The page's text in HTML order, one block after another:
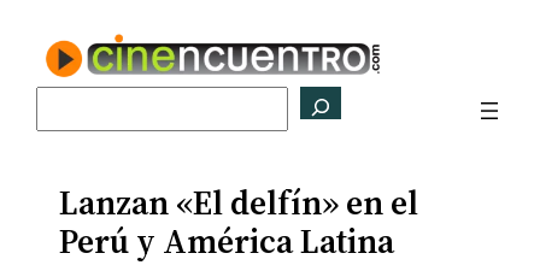
contenido
Lanzan «El delfín» en el
Perú y América Latina